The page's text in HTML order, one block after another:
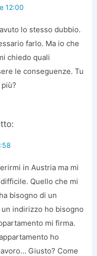
12:00
lo stesso dubbio.
farlo. Ma io che
chiedo quali
le conseguenze. Tu
in Austria ma mi
Quello che mi
bisogno di un
indirizzo ho bisogno
mi firma.
ho
Giusto? Come